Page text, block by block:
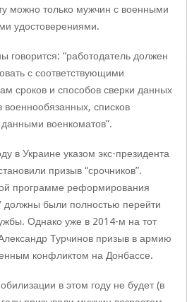
можно только мужчин с военными
удостоверениями.
говорится: “работодатель должен
с соответствующими
сроков и способов сверки данных
военнообязанных, списков
военкоматов”.
в Украине указом экс-президента
призыв “срочников”.
программе реформирования
были полностью перейти
Однако уже в 2014-м на тот
Турчинов призыв в армию
конфликтом на Донбассе.
в этом году не будет (в